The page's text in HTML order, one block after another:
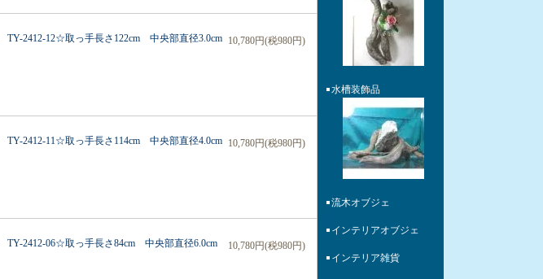
2412-12☆取っ手長さ122cm 中央部直径3.0cm 10,780円(税980円)
2412-11☆取っ手長さ114cm 中央部直径4.0cm 10,780円(税980円)
2412-06☆取っ手長さ84cm 中央部直径6.0cm 10,780円(税980円)
水槽装飾品
流木オブジェ
インテリアオブジェ
インテリア雑貨